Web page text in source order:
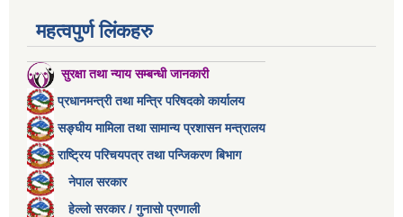
महत्वपुर्ण लिंकहरु
सुरक्षा तथा न्याय सम्बन्धी जानकारी
प्रधानमन्त्री तथा मन्त्रि परिषदको कार्यालय
सङ्घीय मामिला तथा सामान्य प्रशासन मन्त्रालय
राष्ट्रिय परिचयपत्र तथा पन्जिकरण बिभाग
नेपाल सरकार
हेल्लो सरकार / गुनासो प्रणाली